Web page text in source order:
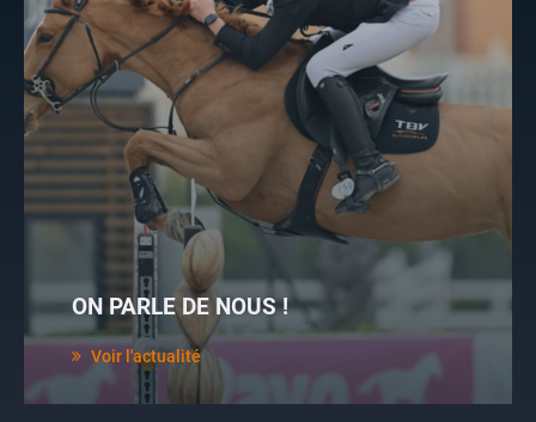
ON PARLE DE NOUS !
Voir l'actualité